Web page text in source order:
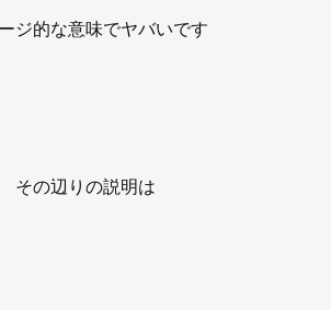
ジ的な意味でヤバいです
その辺りの説明は